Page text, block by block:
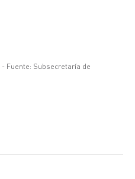
- Fuente: Subsecretaría de